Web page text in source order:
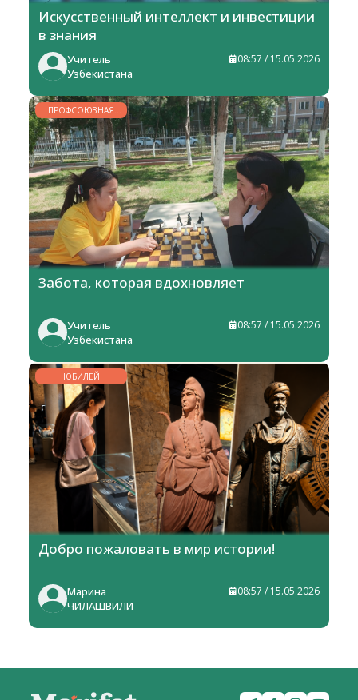
Искусственный интеллект и инвестиции
в знания
Учитель
Узбекистана
08:57 / 15.05.2026
ПРОФСОЮЗНАЯ
ЖИЗНЬ
Забота, которая вдохновляет
Учитель
Узбекистана
08:57 / 15.05.2026
ЮБИЛЕЙ
Добро пожаловать в мир истории!
Марина
ЧИЛАШВИЛИ
08:57 / 15.05.2026